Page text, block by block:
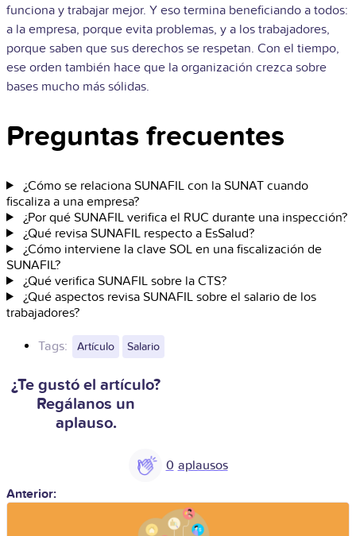
funciona y trabajar mejor. Y eso termina beneficiando a todos:
a la empresa, porque evita problemas, y a los trabajadores,
porque saben que sus derechos se respetan. Con el tiempo,
ese orden también hace que la organización crezca sobre
bases mucho más sólidas.
Preguntas frecuentes
¿Cómo se relaciona SUNAFIL con la SUNAT cuando
fiscaliza a una empresa?
¿Por qué SUNAFIL verifica el RUC durante una inspección?
¿Qué revisa SUNAFIL respecto a EsSalud?
¿Cómo interviene la clave SOL en una fiscalización de
SUNAFIL?
¿Qué verifica SUNAFIL sobre la CTS?
¿Qué aspectos revisa SUNAFIL sobre el salario de los
trabajadores?
Tags: Artículo Salario
¿Te gustó el artículo?
Regálanos un
aplauso.
0
Anterior: